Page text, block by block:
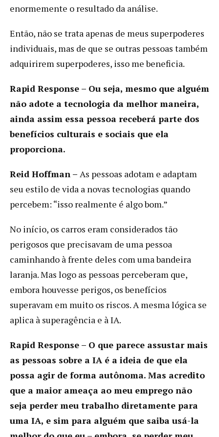
enormemente o resultado da análise.
Então, não se trata apenas de meus superpoderes
individuais, mas de que se outras pessoas também
adquirirem superpoderes, isso me beneficia.
Rapid Response – Ou seja, mesmo que alguém
não adote a tecnologia da melhor maneira,
ainda assim essa pessoa receberá parte dos
benefícios culturais e sociais que ela
proporciona.
Reid Hoffman – As pessoas adotam e adaptam
seu estilo de vida a novas tecnologias quando
percebem: “isso realmente é algo bom.”
No início, os carros eram considerados tão
perigosos que precisavam de uma pessoa
caminhando à frente deles com uma bandeira
laranja. Mas logo as pessoas perceberam que,
embora houvesse perigos, os benefícios
superavam em muito os riscos. A mesma lógica se
aplica à superagência e à IA.
Rapid Response – O que parece assustar mais
as pessoas sobre a IA é a ideia de que ela
possa agir de forma autônoma. Mas acredito
que a maior ameaça ao meu emprego não
seja perder meu trabalho diretamente para
uma IA, e sim para alguém que saiba usá-la